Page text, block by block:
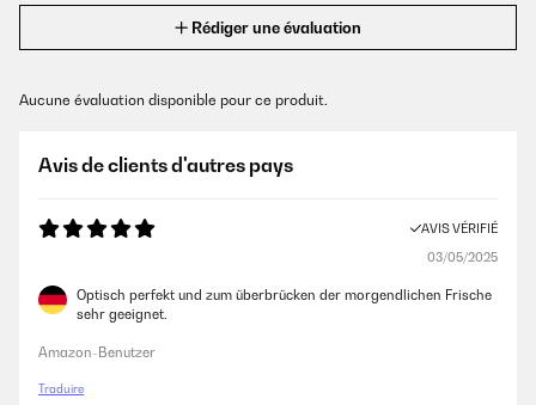
Rédiger une évaluation
Aucune évaluation disponible pour ce produit.
Avis de clients d'autres pays
AVIS VÉRIFIÉ
03/05/2025
Optisch perfekt und zum überbrücken der morgendlichen Frische
sehr geeignet.
Amazon-Benutzer
Traduire